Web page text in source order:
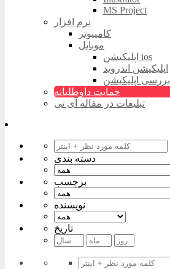
MS Project
نرم افزار
کامپیوتر
موبایل
اپلیکیشن ios
اپلیکیشن اندروید
بررسی اپلیکیشن
حمایت داوطلبانه
تبلیغات در مقاله آی تی
دسته بندی
برچسب
نویسنده
تاریخ